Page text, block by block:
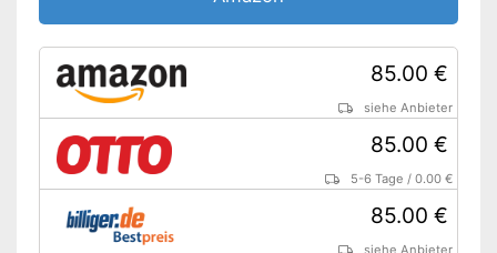
85.00 €
siehe Anbieter
85.00 €
5-6 Tage /0.00 €
85.00 €
siehe Anbieter